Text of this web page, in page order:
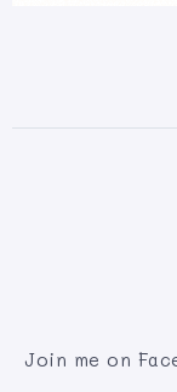
Join me on